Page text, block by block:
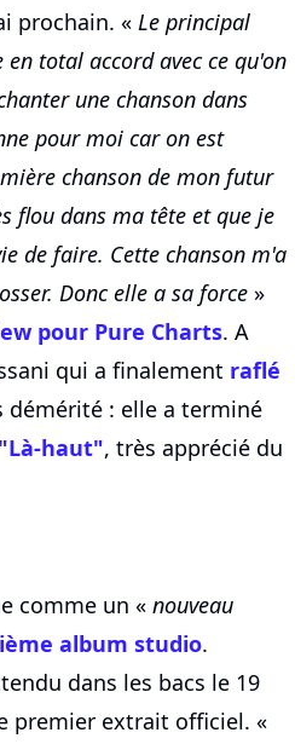
prochain. « Le principal
total accord avec ce qu'on
une chanson dans
pour moi car on est
chanson de mon futur
flou dans ma tête et que je
de faire. Cette chanson m'a
Donc elle a sa force »
pour Pure Charts. A
qui a finalement raflé
démérité : elle a terminé
"Là-haut", très apprécié du
comme un « nouveau
album studio.
dans les bacs le 19
premier extrait officiel. «